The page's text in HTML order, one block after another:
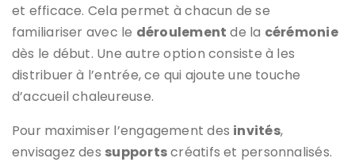
et efficace. Cela permet à chacun de se
familiariser avec le déroulement de la cérémonie
dès le début. Une autre option consiste à les
distribuer à l’entrée, ce qui ajoute une touche
d’accueil chaleureuse.
Pour maximiser l’engagement des invités,
envisagez des supportscréatifs et personnalisés.